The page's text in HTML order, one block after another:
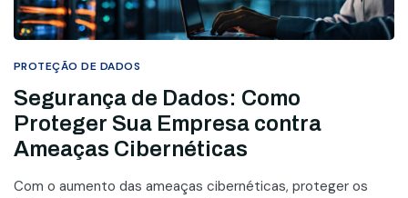
PROTEÇÃO DE DADOS
Segurança de Dados: Como
Proteger Sua Empresa contra
Ameaças Cibernéticas
Com o aumento das ameaças cibernéticas, proteger os